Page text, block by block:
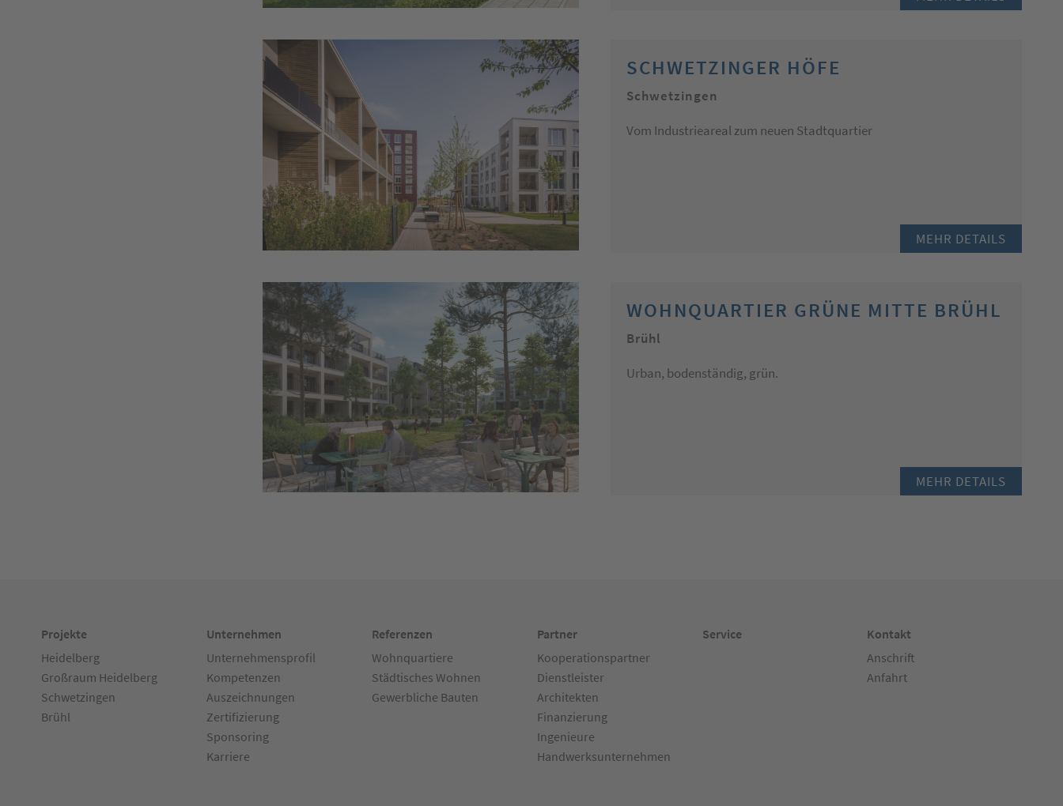
SCHWETZINGER HÖFE
Schwetzingen
Vom Industrieareal zum neuen Stadtquartier
MEHR DETAILS
WOHNQUARTIER GRÜNE MITTE BRÜHL
Brühl
Urban, bodenständig, grün.
MEHR DETAILS
Projekte
Heidelberg
Großraum Heidelberg
Schwetzingen
Brühl
Unternehmen
Unternehmensprofil
Kompetenzen
Auszeichnungen
Zertifizierung
Sponsoring
Karriere
Referenzen
Wohnquartiere
Städtisches Wohnen
Gewerbliche Bauten
Partner
Kooperationspartner
Dienstleister
Architekten
Finanzierung
Ingenieure
Handwerksunternehmen
Service
Kontakt
Anschrift
Anfahrt